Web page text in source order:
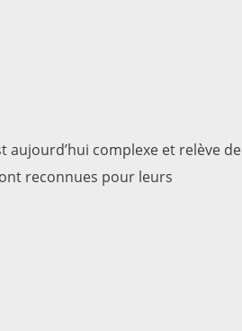
aujourd’hui complexe et relève de
reconnues pour leurs